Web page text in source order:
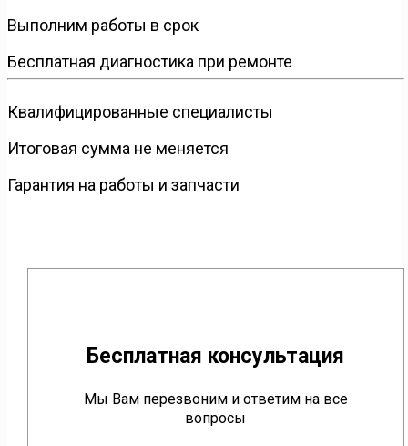
Выполним работы в срок
Бесплатная диагностика при ремонте
Квалифицированные специалисты
Итоговая сумма не меняется
Гарантия на работы и запчасти
Бесплатная консультация
Мы Вам перезвоним и ответим на все
вопросы